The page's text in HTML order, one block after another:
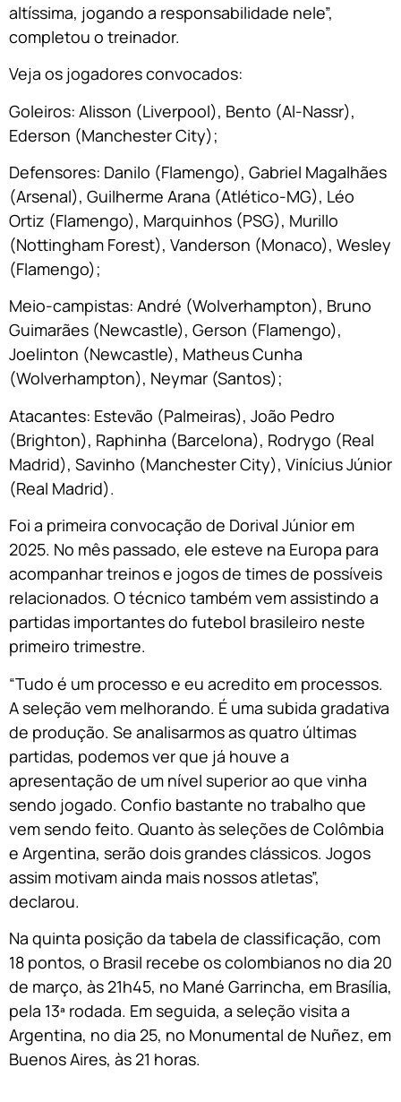
altíssima, jogando a responsabilidade nele”,
completou o treinador.
Veja os jogadores convocados:
Goleiros: Alisson (Liverpool), Bento (Al-Nassr),
Ederson (Manchester City);
Defensores: Danilo (Flamengo), Gabriel Magalhães
(Arsenal), Guilherme Arana (Atlético-MG), Léo
Ortiz (Flamengo), Marquinhos (PSG), Murillo
(Nottingham Forest), Vanderson (Monaco), Wesley
(Flamengo);
Meio-campistas: André (Wolverhampton), Bruno
Guimarães (Newcastle), Gerson (Flamengo),
Joelinton (Newcastle), Matheus Cunha
(Wolverhampton), Neymar (Santos);
Atacantes: Estevão (Palmeiras), João Pedro
(Brighton), Raphinha (Barcelona), Rodrygo (Real
Madrid), Savinho (Manchester City), Vinícius Júnior
(Real Madrid).
Foi a primeira convocação de Dorival Júnior em
2025. No mês passado, ele esteve na Europa para
acompanhar treinos e jogos de times de possíveis
relacionados. O técnico também vem assistindo a
partidas importantes do futebol brasileiro neste
primeiro trimestre.
“Tudo é um processo e eu acredito em processos.
A seleção vem melhorando. É uma subida gradativa
de produção. Se analisarmos as quatro últimas
partidas, podemos ver que já houve a
apresentação de um nível superior ao que vinha
sendo jogado. Confio bastante no trabalho que
vem sendo feito. Quanto às seleções de Colômbia
e Argentina, serão dois grandes clássicos. Jogos
assim motivam ainda mais nossos atletas”,
declarou.
Na quinta posição da tabela de classificação, com
18 pontos, o Brasil recebe os colombianos no dia 20
de março, às 21h45, no Mané Garrincha, em Brasília,
pela 13ª rodada. Em seguida, a seleção visita a
Argentina, no dia 25, no Monumental de Nuñez, em
Buenos Aires, às 21 horas.